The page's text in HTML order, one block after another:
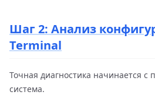
Шаг 2: Анализ
Terminal
Точная диагностика начинается с
система.